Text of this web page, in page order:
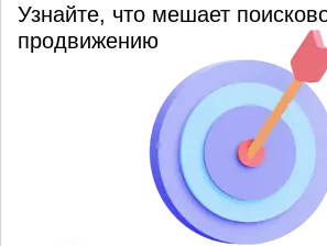
Узнайте, что мешает
продвижению